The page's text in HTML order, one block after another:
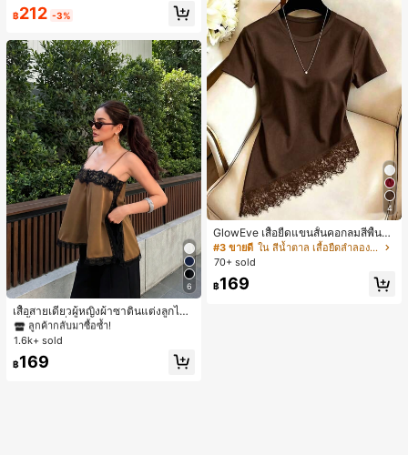
ประจำวัน สามารถเก็บเหรียญ โทรศัพท์
านออฟฟิศ นักศึกษามหาวิทยาลัย และ
พนักงานออฟฟิศ กระเป๋าผู้หญิงที่หรูหรา
฿212 -3%
6
เสื้อสายเดี่ยวผู้หญิงผ้าซาตินแต่งลูกไม้
- เสื้อสายเดี่ยวฤดูร้อนสีคากีมีรอยผ่าด้า
นข้างที่น่าดึงดูดแบบสบายๆ
#1 ขายดี
ใน สีกากี เสื้อสตรี เสื้อเบลาส์ & Tee
ลูกค้ากลับมาซื้อซ้ำ!
#1 ขายดี
ลูกค้ากลับมาซื้อซ้ำ!
#1 ขายดี
ลูกค้ากลับมาซื้อซ้ำ!
#1 ขายดี
ใน สีกากี เสื้อสตรี เสื้อเบลาส์ & Tee
1.6k+ sold
฿169
4
GlowEve เสื้อยืดแขนสั้นคอกลมสีพื้นลำ
ลองอเนกประสงค์สำหรับผู้หญิง
#3 ขายดี
ใน สีน้ำตาล เสื้อยืดลำลองพื้นฐาน
70+ sold
฿169